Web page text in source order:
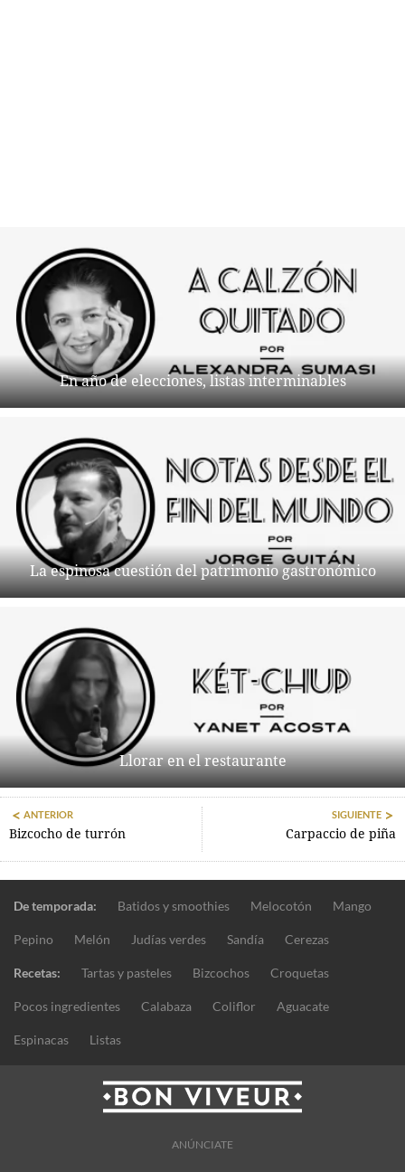
En año de elecciones, listas interminables
La espinosa cuestión del patrimonio gastronómico
Llorar en el restaurante
ANTERIOR
Bizcocho de turrón
SIGUIENTE
Carpaccio de piña
De temporada: Batidos y smoothies Melocotón Mango
Pepino Melón Judías verdes Sandía Cerezas
Recetas: Tartas y pasteles Bizcochos Croquetas
Pocos ingredientes Calabaza Coliflor Aguacate
Espinacas Listas
ANÚNCIATE